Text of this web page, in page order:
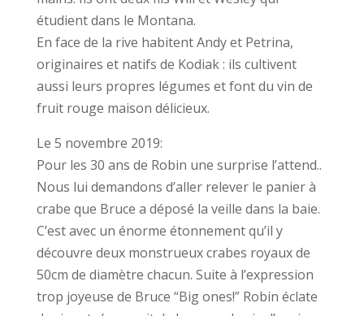
étudient dans le Montana.
En face de la rive habitent Andy et Petrina,
originaires et natifs de Kodiak : ils cultivent
aussi leurs propres légumes et font du vin de
fruit rouge maison délicieux.
Le 5 novembre 2019:
Pour les 30 ans de Robin une surprise l’attend..
Nous lui demandons d’aller relever le panier à
crabe que Bruce a déposé la veille dans la baie.
C’est avec un énorme étonnement qu’il y
découvre deux monstrueux crabes royaux de
50cm de diamètre chacun. Suite à l’expression
trop joyeuse de Bruce “Big ones!” Robin éclate